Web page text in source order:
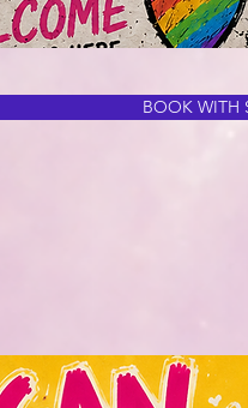
BOOK WITH